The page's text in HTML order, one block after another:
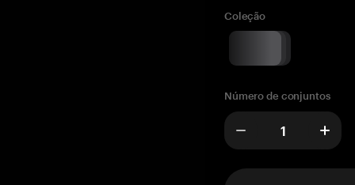
Coleção
Número de conjuntos